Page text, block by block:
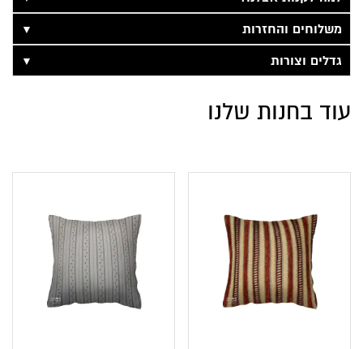
משלוחים והחזרות
▼
גדלים וצורות
▼
עוד בחנות שלנו